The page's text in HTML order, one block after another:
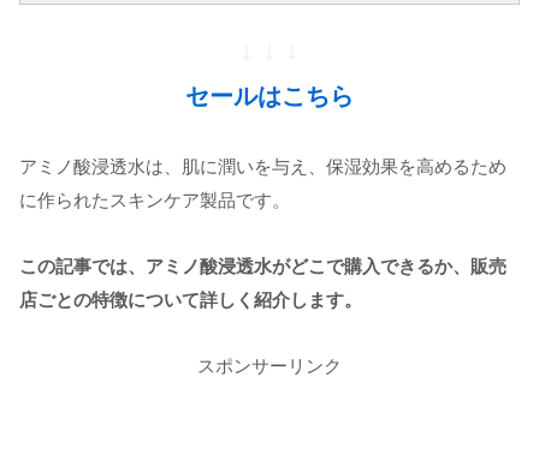
セールはこちら
アミノ酸浸透水は、肌に潤いを与え、保湿効果を高めるため
に作られたスキンケア製品です。
この記事では、アミノ酸浸透水がどこで購入できるか、販売
店ごとの特徴について詳しく紹介します。
スポンサーリンク